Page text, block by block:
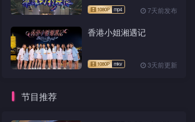
7天前发布
香港小姐湘遇记
3天前更新
节目推荐